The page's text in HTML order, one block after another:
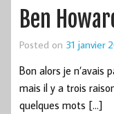
Ben
Posted on 31 janvier
Bon alors je n’avais
mais il y a trois
quelques mots […]